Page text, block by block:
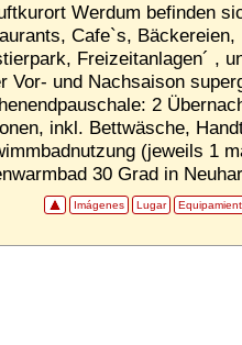
Werdum befinden
Cafe`s,
Freizeitanlagen´ ,
Vor- und Nachsaison
2
inkl. Bettwäsche,
(jeweils 1
30 Grad in
Imágenes Lugar